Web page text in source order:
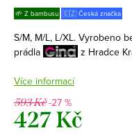
🌱 Z bambusu 🇨🇿 Česká značka
S/M, M/L, L/XL. Vyrobeno
prádla
z Hradce
Více informací
593 Kč-27 %
427 Kč